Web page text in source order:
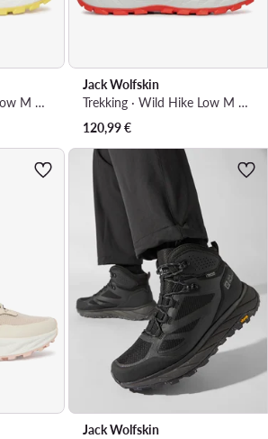
Trekking · Wild Hike Low M A65579 · Tamnoplava
Jack Wolfskin
Trekking · Wild Hike Low M A65579 · Zelena
120,99€
Jack Wolfskin